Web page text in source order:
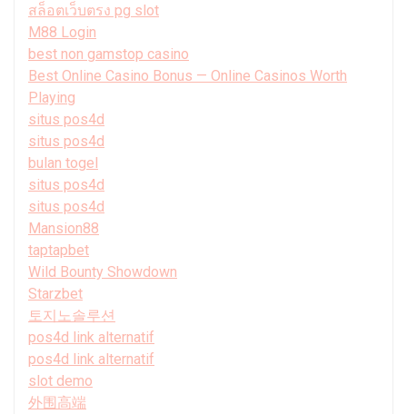
สล็อตเว็บตรง pg slot
M88 Login
best non gamstop casino
Best Online Casino Bonus — Online Casinos Worth
Playing
situs pos4d
situs pos4d
bulan togel
situs pos4d
situs pos4d
Mansion88
taptapbet
Wild Bounty Showdown
Starzbet
토지노솔루션
pos4d link alternatif
pos4d link alternatif
slot demo
外围高端